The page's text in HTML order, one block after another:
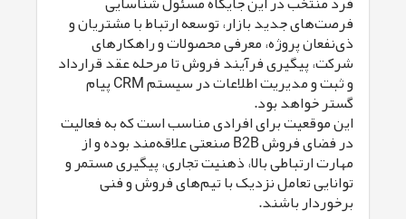
فرصت‌های جدید بازار، توسعه ارتباط با مشتریان و
ذی‌نفعان پروژه، معرفی محصولات و راهکارهای
شرکت، پیگیری فرآیند فروش تا مرحله عقد قرارداد
و ثبت و مدیریت اطلاعات در سیستم CRM پیام
گستر خواهد بود.
این موقعیت برای افرادی مناسب است که به فعالیت
در فضای فروش B2B صنعتی علاقه‌مند بوده و از
مهارت ارتباطی بالا، ذهنیت تجاری، پیگیری مستمر و
توانایی تعامل نزدیک با تیم‌های فروش و فنی
برخوردار باشند.